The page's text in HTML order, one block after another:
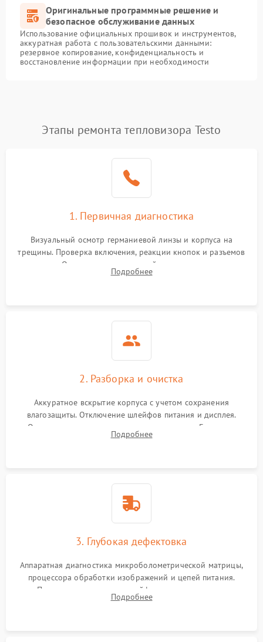
Оригинальные программные решение и
безопасное обслуживание данных
Использование официальных прошивок и инструментов,
аккуратная работа с пользовательскими данными:
резервное копирование, конфиденциальность и
восстановление информации при необходимости
Этапы ремонта тепловизора Testo
1. Первичная диагностика
Визуальный осмотр германиевой линзы и корпуса на
трещины. Проверка включения, реакции кнопок и разъемов
зарядки. Оценка вывода тепловой сигнатуры на экран,
проверка базовых функций и считывание системных
Подробнее
2. Разборка и очистка
Аккуратное вскрытие корпуса с учетом сохранения
влагозащиты. Отключение шлейфов питания и дисплея.
Очистка внутренних плат от окислов и пыли. Бережная
обработка германиевого объектива специализированными
Подробнее
3. Глубокая дефектовка
Аппаратная диагностика микроболометрической матрицы,
процессора обработки изображений и цепей питания.
Проверка целостности шлейфов, модуля памяти и
интерфейсов связи. Выявление сгоревших SMD-компонентов
Подробнее